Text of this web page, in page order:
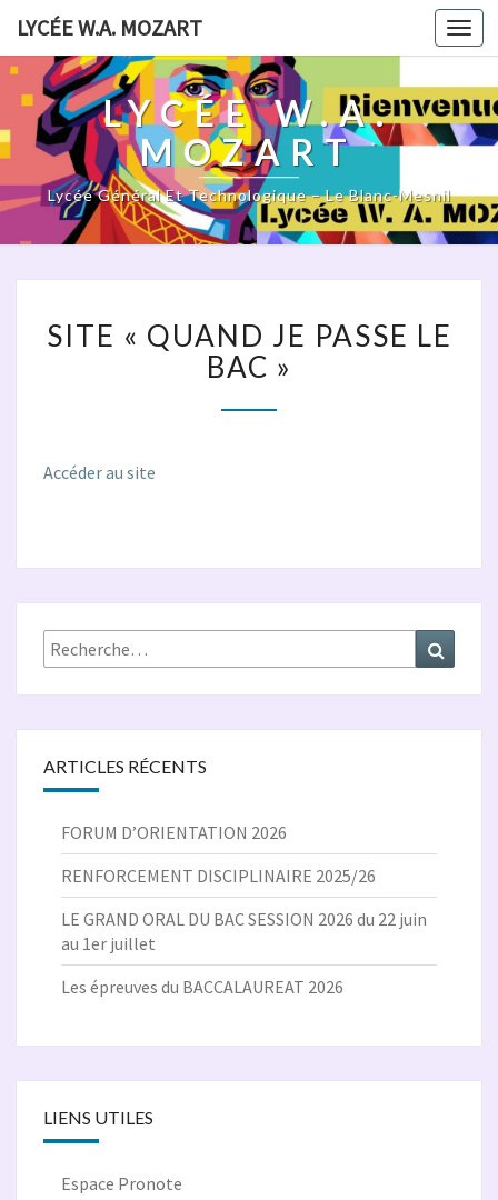
LYCÉE W.A. MOZART
LYCÉE W.A.
MOZART
Lycée Général Et Technologique – Le Blanc-Mesnil
« QUAND
JE
PASSE
LE
SITE « QUAND JE PASSE LE
BAC »
Accéder au site
Rechercher :
ARTICLES RÉCENTS
FORUM D’ORIENTATION 2026
RENFORCEMENT DISCIPLINAIRE 2025/26
LE GRAND ORAL DU BAC SESSION 2026 du 22 juin
au 1er juillet
Les épreuves du BACCALAUREAT 2026
LIENS UTILES
Espace Pronote